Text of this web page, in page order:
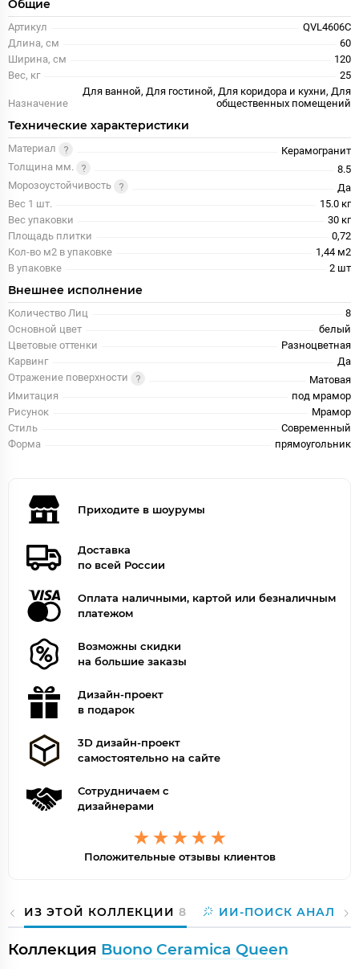
Общие
Артикул
QVL4606C
Длина, см
60
Ширина, см
120
Вес, кг
25
Назначение
Для ванной, Для гостиной, Для коридора и кухни, Для
общественных помещений
Технические характеристики
Материал
Керамогранит
Толщина мм.
8.5
Морозоустойчивость
Да
Вес 1 шт.
15.0 кг
Вес упаковки
30 кг
Площадь плитки
0,72
Кол-во м2 в упаковке
1,44 м2
В упаковке
2 шт
Внешнее исполнение
Количество Лиц
8
Основной цвет
белый
Цветовые оттенки
Разноцветная
Карвинг
Да
Отражение поверхности
Матовая
Имитация
под мрамор
Рисунок
Мрамор
Стиль
Современный
Форма
прямоугольник
Приходите в шоурумы
Доставка
по всей России
Оплата наличными, картой или безналичным
платежом
Возможны скидки
на большие заказы
Дизайн-проект
в подарок
3D дизайн-проект
самостоятельно на сайте
Сотрудничаем с
дизайнерами
Положительные отзывы клиентов
ИЗ ЭТОЙ КОЛЛЕКЦИИ 8 ИИ-ПОИСК
Коллекция Buono Ceramica Queen